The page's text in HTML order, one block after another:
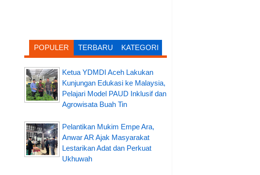
POPULER TERBARU KATEGORI
Ketua YDMDI Aceh Lakukan
Kunjungan Edukasi ke Malaysia,
Pelajari Model PAUD Inklusif dan
Agrowisata Buah Tin
Pelantikan Mukim Empe Ara,
Anwar AR Ajak Masyarakat
Lestarikan Adat dan Perkuat
Ukhuwah